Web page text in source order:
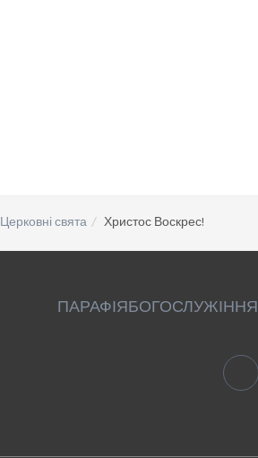
Церковні свята Христос Воскрес!
ПАРАФІЯБОГОСЛУЖІННЯ